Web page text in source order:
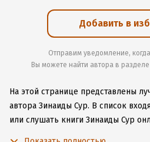
Добавить в
Отправим уведомление,
Вы можете найти автора в
На этой странице представлены
автора Зинаиды Сур. В список
или слушать книги Зинаиды Сур